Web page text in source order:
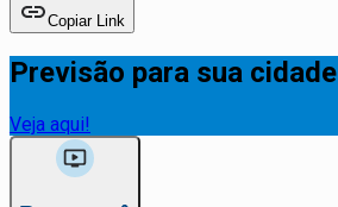
Copiar Link
Previsão para sua cidade
Veja aqui!